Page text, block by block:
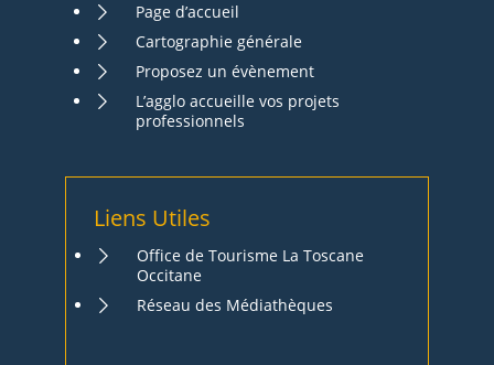
Page d’accueil
Cartographie générale
Proposez un évènement
L’agglo accueille vos projets
professionnels
Liens Utiles
Office de Tourisme La Toscane
Occitane
Réseau des Médiathèques